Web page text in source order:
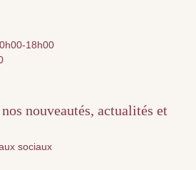
18h00
nouveautés, actualités et
sociaux